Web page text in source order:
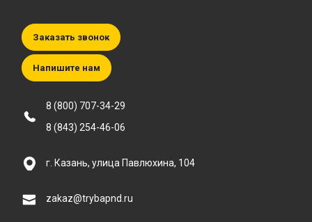
Заказать звонок
Напишите нам
8 (800) 707-34-29
8 (843) 254-46-06
г. Казань, улица Павлюхина, 104
zakaz@trybapnd.ru